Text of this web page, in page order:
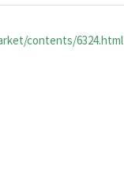
contents/6324.html